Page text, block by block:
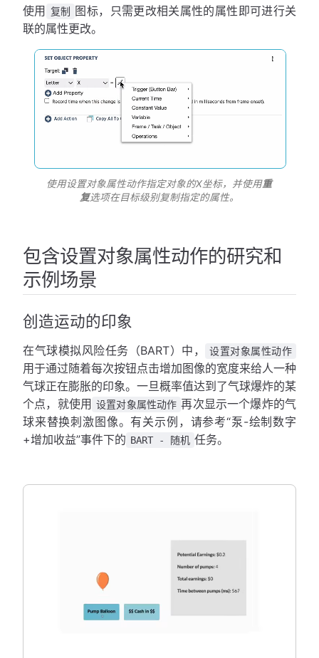
使用 复制
图标，只需更改相关属性的属性即可进行关
联的属性更改。
使用设置对象属性动作指定对象的X坐标，并使用重
复选项在目标级别复制指定的属性。
包含设置对象属性动作的研究和
示例场景
创造运动的印象
在气球模拟风险任务（BART）中， 设置对象属性动作
用于通过随着每次按钮点击增加图像的宽度来给人一种
气球正在膨胀的印象。一旦概率值达到了气球爆炸的某
个点，就使用 设置对象属性动作 再次显示一个爆炸的气
球来替换刺激图像。有关示例，请参考“泵-绘制数字
+增加收益”事件下的 BART - 随机 任务。